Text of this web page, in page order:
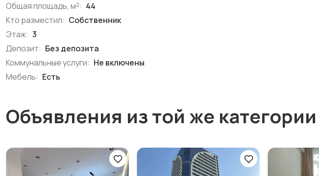
Общая площадь, м²: 44
Кто разместил: Собственник
Этаж: 3
Депозит: Без депозита
Коммунальные услуги: Не включены
Мебель: Есть
Объявления из той же категории